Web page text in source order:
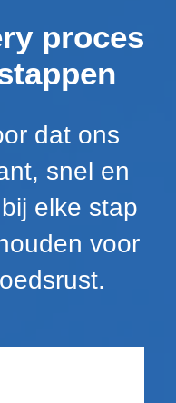
proces
dat ons
snel en
elke stap
voor